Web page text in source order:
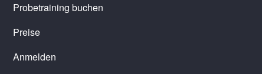
Probetraining buchen
Preise
Anmelden